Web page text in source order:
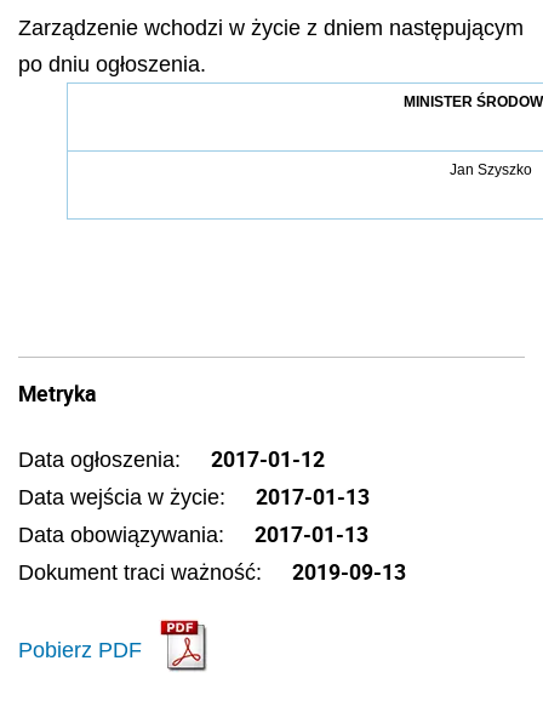
Zarządzenie wchodzi w życie z dniem następującym
po dniu ogłoszenia.
MINISTER
Jan Szyszko
Metryka
Data ogłoszenia: 2017-01-12
Data wejścia w życie: 2017-01-13
Data obowiązywania: 2017-01-13
Dokument traci ważność: 2019-09-13
Pobierz PDF